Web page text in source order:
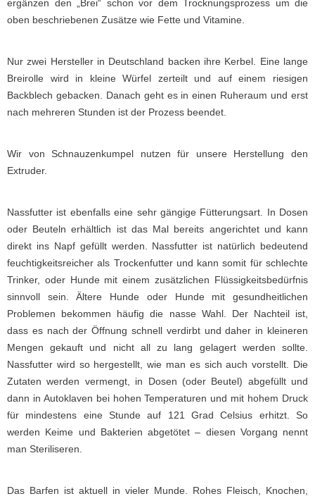
ergänzen den „Brei“ schon vor dem Trocknungsprozess um die
oben beschriebenen Zusätze wie Fette und Vitamine.
Nur zwei Hersteller in Deutschland backen ihre Kerbel. Eine lange
Breirolle wird in kleine Würfel zerteilt und auf einem riesigen
Backblech gebacken. Danach geht es in einen Ruheraum und erst
nach mehreren Stunden ist der Prozess beendet.
Wir von Schnauzenkumpel nutzen für unsere Herstellung den
Extruder.
Nassfutter ist ebenfalls eine sehr gängige Fütterungsart. In Dosen
oder Beuteln erhältlich ist das Mal bereits angerichtet und kann
direkt ins Napf gefüllt werden. Nassfutter ist natürlich bedeutend
feuchtigkeitsreicher als Trockenfutter und kann somit für schlechte
Trinker, oder Hunde mit einem zusätzlichen Flüssigkeitsbedürfnis
sinnvoll sein. Ältere Hunde oder Hunde mit gesundheitlichen
Problemen bekommen häufig die nasse Wahl. Der Nachteil ist,
dass es nach der Öffnung schnell verdirbt und daher in kleineren
Mengen gekauft und nicht all zu lang gelagert werden sollte.
Nassfutter wird so hergestellt, wie man es sich auch vorstellt. Die
Zutaten werden vermengt, in Dosen (oder Beutel) abgefüllt und
dann in Autoklaven bei hohen Temperaturen und mit hohem Druck
für mindestens eine Stunde auf 121 Grad Celsius erhitzt. So
werden Keime und Bakterien abgetötet – diesen Vorgang nennt
man Steriliseren.
Das Barfen ist aktuell in vieler Munde. Rohes Fleisch, Knochen,